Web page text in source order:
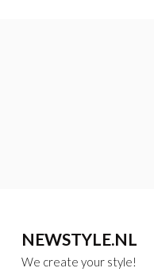
NEWSTYLE.NL
We create your style!